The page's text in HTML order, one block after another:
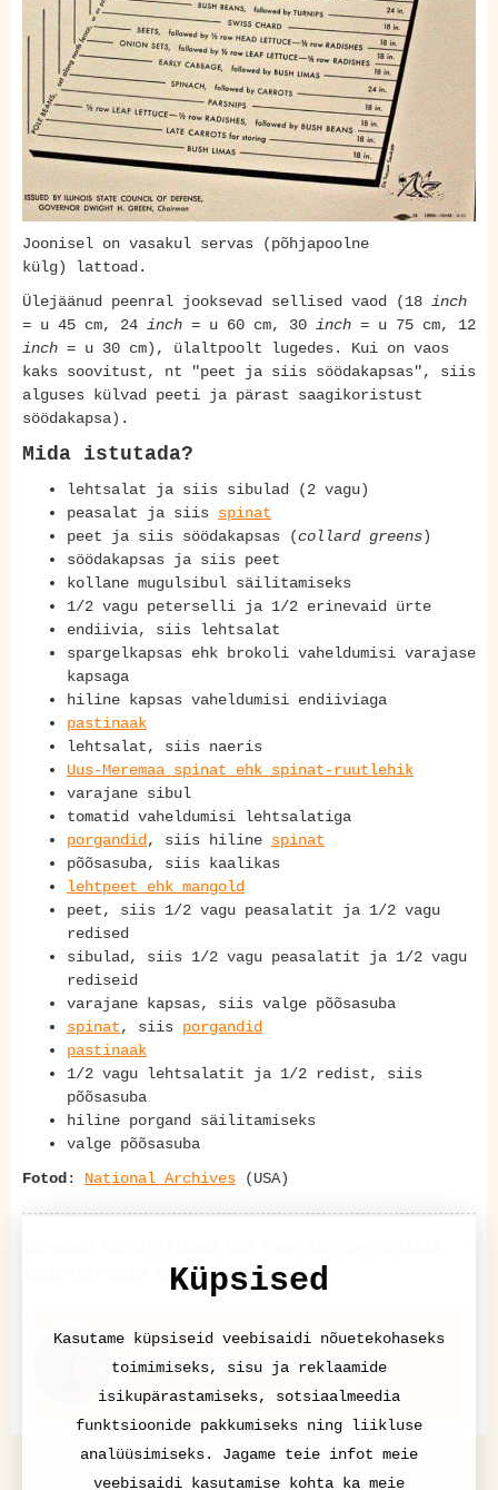
Joonisel on vasakul servas (põhjapoolne
külg) lattoad.
Ülejäänud peenral jooksevad sellised vaod (18 inch
= u 45 cm, 24 inch = u 60 cm, 30 inch = u 75 cm, 12
inch = u 30 cm), ülaltpoolt lugedes. Kui on vaos
kaks soovitust, nt "peet ja siis söödakapsas", siis
alguses külvad peeti ja pärast saagikoristust
söödakapsa).
Mida istutada?
lehtsalat ja siis sibulad (2 vagu)
peasalat ja siis spinat
peet ja siis söödakapsas (collard greens)
söödakapsas ja siis peet
kollane mugulsibul säilitamiseks
1/2 vagu peterselli ja 1/2 erinevaid ürte
endiivia, siis lehtsalat
spargelkapsas ehk brokoli vaheldumisi varajase
kapsaga
hiline kapsas vaheldumisi endiiviaga
pastinaak
lehtsalat, siis naeris
Uus-Meremaa spinat ehk spinat-ruutlehik
varajane sibul
tomatid vaheldumisi lehtsalatiga
porgandid , siis hiline spinat
põõsasuba, siis kaalikas
lehtpeet ehk mangold
peet, siis 1/2 vagu peasalatit ja 1/2 vagu
redised
sibulad, siis 1/2 vagu peasalatit ja 1/2 vagu
rediseid
varajane kapsas, siis valge põõsasuba
spinat, siis porgandid
pastinaak
1/2 vagu lehtsalatit ja 1/2 redist, siis
põõsasuba
hiline porgand säilitamiseks
valge põõsasuba
Fotod : National Archives (USA)
aiandus ajalugu
Pille Petersoo
postitatud 26.03.2020 18:47
LISA KOMMENTAAR
Küpsised
Kasutame küpsiseid veebisaidi nõuetekohaseks
toimimiseks, sisu ja reklaamide
isikupärastamiseks, sotsiaalmeedia
funktsioonide pakkumiseks ning liikluse
analüüsimiseks. Jagame teie infot meie
veebisaidi kasutamise kohta ka meie